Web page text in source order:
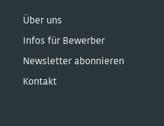
Über uns
Infos für Bewerber
Newsletter abonnieren
Kontakt